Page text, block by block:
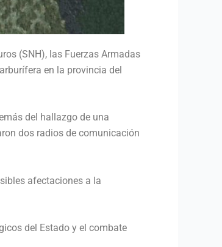
(SNH), las Fuerzas Armadas
en la provincia del
del hallazgo de una
dos radios de comunicación
afectaciones a la
del Estado y el combate